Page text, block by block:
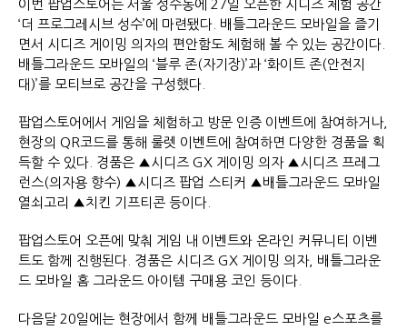
이번 팝업스토어는 서울 성수동에 27일 오픈한 시디즈 체험 공간
‘더 프로그레시브 성수’에 마련됐다. 배틀그라운드 모바일을 즐기
면서 시디즈 게이밍 의자의 편안함도 체험해 볼 수 있는 공간이다.
배틀그라운드 모바일의 ‘블루 존(자기장)’과 ‘화이트 존(안전지
대)’를 모티브로 공간을 구성했다.
팝업스토어에서 게임을 체험하고 방문 인증 이벤트에 참여하거나,
현장의 QR코드를 통해 룰렛 이벤트에 참여하면 다양한 경품을 획
득할 수 있다. 경품은 ▲시디즈 GX 게이밍 의자 ▲시디즈 프레그
런스(의자용 향수) ▲시디즈 팝업 스티커 ▲배틀그라운드 모바일
열쇠고리 ▲치킨 기프티콘 등이다.
팝업스토어 오픈에 맞춰 게임 내 이벤트와 온라인 커뮤니티 이벤
트도 함께 진행된다. 경품은 시디즈 GX 게이밍 의자, 배틀그라운
드 모바일 홈 그라운드 아이템 구매용 코인 등이다.
다음달 20일에는 현장에서 함께 배틀그라운드 모바일 e스포츠를